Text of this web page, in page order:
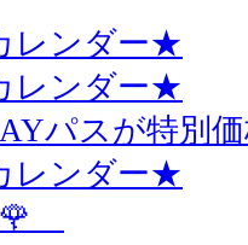
レンダー★
レンダー★
パスが特別
レンダー★
🌹